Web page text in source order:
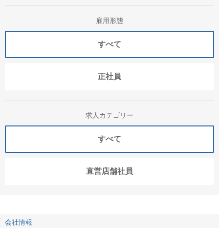
雇用形態
すべて
正社員
求人カテゴリー
すべて
直営店舗社員
会社情報